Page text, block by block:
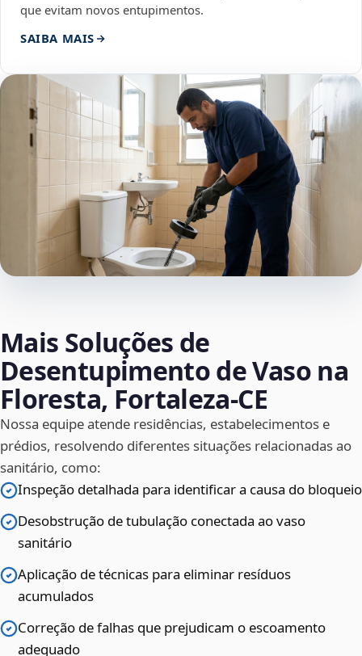
que evitam novos entupimentos.
SAIBA MAIS
Mais Soluções de
Desentupimento de Vaso na
Floresta, Fortaleza‑CE
Nossa equipe atende residências, estabelecimentos e
prédios, resolvendo diferentes situações relacionadas ao
sanitário, como:
Inspeção detalhada para identificar a causa do bloqueio
Desobstrução de tubulação conectada ao vaso
sanitário
Aplicação de técnicas para eliminar resíduos
acumulados
Correção de falhas que prejudicam o escoamento
adequado